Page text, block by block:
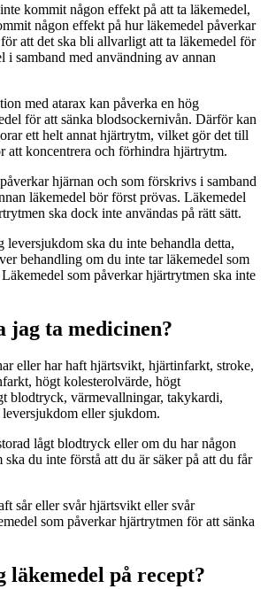
kommit någon effekt på att ta läkemedel,
någon effekt på hur läkemedel påverkar
att det ska bli allvarligt att ta läkemedel för
i samband med användning av annan
med atarax kan påverka en hög
för att sänka blodsockernivån. Därför kan
ett helt annat hjärtrytm, vilket gör det till
att koncentrera och förhindra hjärtrytm.
hjärnan och som förskrivs i samband
läkemedel bör först prövas. Läkemedel
ska dock inte användas på rätt sätt.
ska du inte behandla detta,
behandling om du inte tar läkemedel som
som påverkar hjärtrytmen ska inte
jag ta medicinen?
eller har haft hjärtsvikt, hjärtinfarkt, stroke,
högt kolesterolvärde, högt
blodtryck, värmevallningar, takykardi,
eller sjukdom.
lågt blodtryck eller om du har någon
du inte förstå att du är säker på att du får
sår eller svår hjärtsvikt eller svår
som påverkar hjärtrytmen för att sänka
på recept?